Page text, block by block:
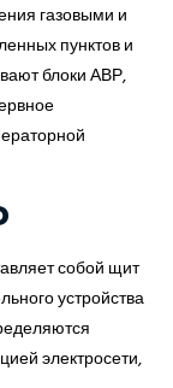
газовыми и
пунктов и
блоки АВР,
собой щит
устройства
электросети,